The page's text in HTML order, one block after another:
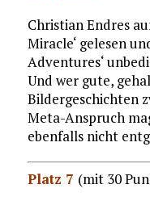
Christian Endres
Miracle‘ gelesen
Adventures‘
Und wer gute,
Bildergeschichten
Meta-Anspruch
ebenfalls nicht
Platz 7 (mit 30